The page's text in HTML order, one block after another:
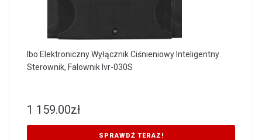
Ibo Elektroniczny Wyłącznik Ciśnieniowy Inteligentny
Sterownik, Falownik Ivr-030S
1 159.00zł
SPRAWDŹ TERAZ!